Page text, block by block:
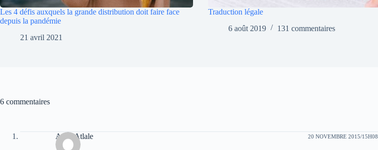
Les 4 défis auxquels la grande distribution doit faire face
depuis la pandémie
21 avril 2021
Traduction légale
6 août 2019
131 commentaires
6 commentaires
Atala Atlale 20 NOVEMBRE 2015/15H08